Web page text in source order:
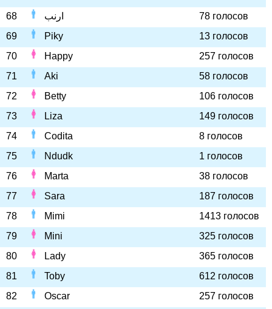
68
ارنب
78 голосов
69
Piky
13 голосов
70
Happy
257 голосов
71
Aki
58 голосов
72
Betty
106 голосов
73
Liza
149 голосов
74
Codita
8 голосов
75
Ndudk
1 голосов
76
Marta
38 голосов
77
Sara
187 голосов
78
Mimi
1413 голосов
79
Mini
325 голосов
80
Lady
365 голосов
81
Toby
612 голосов
82
Oscar
257 голосов